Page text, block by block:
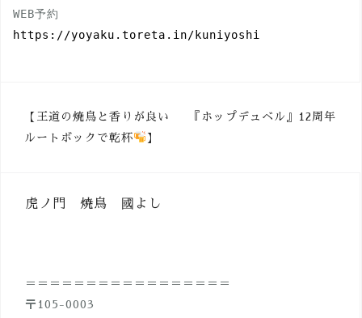
https://yoyaku.toreta.in/kuniyoshi
投
稿
ビ
シ
ョ
【王道の焼鳥と香りが良い
ルートボックで乾杯
】
『ホップデュベル』12周年
虎ノ門 焼鳥 國よし
＝＝＝＝＝＝＝＝＝＝＝＝＝＝＝＝＝
〒105-0003